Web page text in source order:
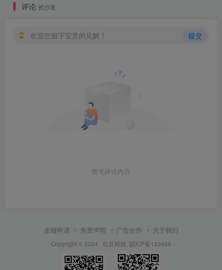
评论 抢沙发
欢迎您留下宝贵的见解！ 提交
暂无评论内容
友链申请 免责声明 广告合作 关于我们
Copyright © 2024 · 红豆科技 皖ICP备123456